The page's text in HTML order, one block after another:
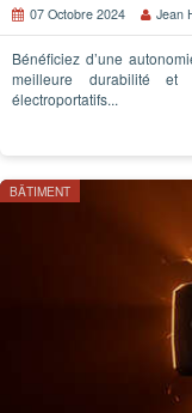
07 Octobre 2024
Jean
Bénéficiez d’une
meilleure durabilité et
électroportatifs...
BÂTIMENT